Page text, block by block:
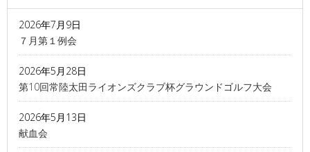
2026年7月9日
７月第１例会
2026年5月28日
第10回常陸太田ライオンズクラブ杯グラウンドゴルフ大会
2026年5月13日
献血会